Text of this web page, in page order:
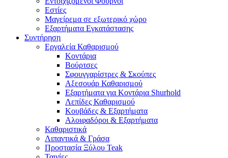
Εστίες
Μαγείρεμα σε εξωτερικό χώρο
Εξαρτήματα Εγκατάστασης
Συντήρηση
Εργαλεία Καθαρισμού
Κοντάρια
Βούρτσες
Σφουγγαρίστρες & Σκούπες
Αξεσουάρ Καθαρισμού
Εξαρτήματα για Κοντάρια Shurhold
Λεπίδες Καθαρισμού
Κουβάδες & Εξαρτήματα
Αλοιφαδόροι & Εξαρτήματα
Καθαριστικά
Λιπαντικά & Γράσα
Προστασία Ξύλου Teak